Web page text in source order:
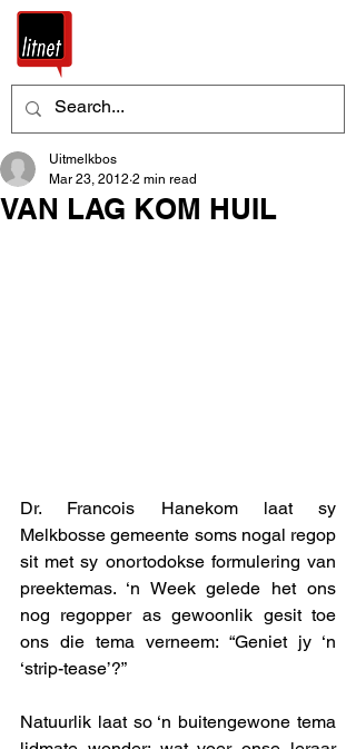
VAN LAG KOM HUIL
Uitmelkbos
Mar 23, 2012 2 min read
Dr. Francois Hanekom laat sy
Melkbosse gemeente soms nogal regop
sit met sy onortodokse formulering van
preektemas. ‘n Week gelede het ons
nog regopper as gewoonlik gesit toe
ons die tema verneem: “Geniet jy ‘n
‘strip-tease’?”
Natuurlik laat so ‘n buitengewone tema